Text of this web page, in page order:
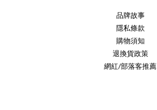
品牌故事
隱私條款
購物須知
退換貨政策
網紅/部落客推薦